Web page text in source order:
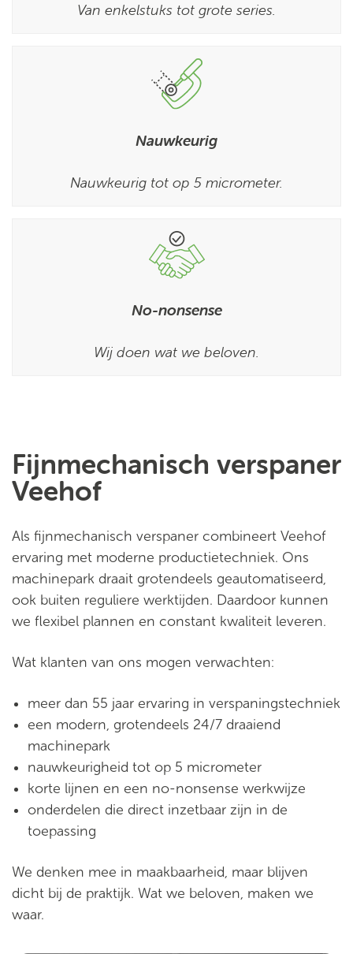
Van enkelstuks tot grote series.
Nauwkeurig
Nauwkeurig tot op 5 micrometer.
No-nonsense
Wij doen wat we beloven.
Fijnmechanisch verspaner
Veehof
Als fijnmechanisch verspaner combineert Veehof
ervaring met moderne productietechniek. Ons
machinepark draait grotendeels geautomatiseerd,
ook buiten reguliere werktijden. Daardoor kunnen
we flexibel plannen en constant kwaliteit leveren.
Wat klanten van ons mogen verwachten:
meer dan 55 jaar ervaring in verspaningstechniek
een modern, grotendeels 24/7 draaiend
machinepark
nauwkeurigheid tot op 5 micrometer
korte lijnen en een no-nonsense werkwijze
onderdelen die direct inzetbaar zijn in de
toepassing
We denken mee in maakbaarheid, maar blijven
dicht bij de praktijk. Wat we beloven, maken we
waar.